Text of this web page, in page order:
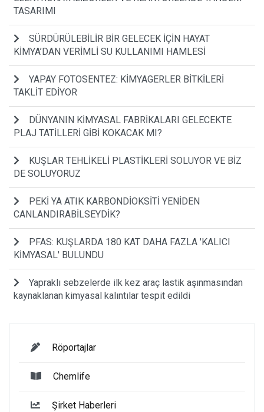
TASARIMI
SÜRDÜRÜLEBİLİR BİR GELECEK İÇİN HAYAT
KİMYA’DAN VERİMLİ SU KULLANIMI HAMLESİ
YAPAY FOTOSENTEZ: KİMYAGERLER BİTKİLERİ
TAKLİT EDİYOR
DÜNYANIN KİMYASAL FABRİKALARI GELECEKTE
PLAJ TATİLLERİ GİBİ KOKACAK MI?
KUŞLAR TEHLİKELİ PLASTİKLERİ SOLUYOR VE BİZ
DE SOLUYORUZ
PEKİ YA ATIK KARBONDİOKSİTİ YENİDEN
CANLANDIRABİLSEYDİK?
PFAS: KUŞLARDA 180 KAT DAHA FAZLA 'KALICI
KİMYASAL' BULUNDU
Yapraklı sebzelerde ilk kez araç lastik aşınmasından
kaynaklanan kimyasal kalıntılar tespit edildi
Röportajlar
Chemlife
Şirket Haberleri